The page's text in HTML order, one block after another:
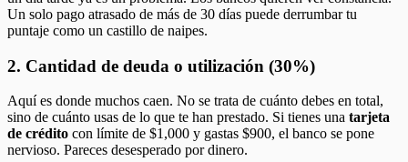
Un solo pago atrasado de más de 30 días puede derrumbar tu
puntaje como un castillo de naipes.
2. Cantidad de deuda o utilización (30%)
Aquí es donde muchos caen. No se trata de cuánto debes en total,
sino de cuánto usas de lo que te han prestado. Si tienes una tarjeta
de crédito con límite de $1,000 y gastas $900, el banco se pone
nervioso. Pareces desesperado por dinero.